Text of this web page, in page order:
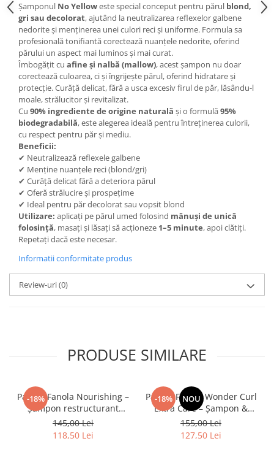
Șamponul No Yelloweste special conceput pentru părul blond,
gri sau decolorat, ajutând la neutralizarea reflexelor galbene
nedorite și menținerea unei culori reci și uniforme. Formula sa
profesională tonifiantă corectează nuanțele nedorite, oferind
părului un aspect mai luminos și mai curat.
Îmbogățit cu afine și nalbă (mallow), acest șampon nu doar
corectează culoarea, ci și îngrijește părul, oferind hidratare și
protecție. Curăță delicat, fără a usca excesiv firul de păr, lăsându-l
moale, strălucitor și revitalizat.
Cu 90% ingrediente de origine naturală și o formulă95%
biodegradabilă, este alegerea ideală pentru întreținerea culorii,
cu respect pentru păr și mediu.
Beneficii:
✔ Neutralizează reflexele galbene
✔ Menține nuanțele reci (blond/gri)
✔ Curăță delicat fără a deteriora părul
✔ Oferă strălucire și prospețime
✔ Ideal pentru păr decolorat sau vopsit blond
Utilizare: aplicați pe părul umed folosind mănuși de unică
folosință, masați și lăsați să acționeze 1–5 minute, apoi clătiți.
Repetați dacă este necesar.
Informatii conformitate produs
Review-uri(0)
PRODUSE SIMILARE
-18%
Pachet Fanola Nourishing –
Șampon restructurant
1000ml și Mască hidratantă
1500ml pentru păr uscat și
degradat
145,00 Lei
118,50 Lei
-18% NOU
Pachet Fanola Wonder Curl
Extra Care – Șampon &
Mască pentru Păr Cret și
Ondulat
155,00 Lei
127,50 Lei